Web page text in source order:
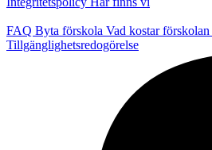
FAQ Byta förskola Vad kostar förskolan
Tillgänglighetsredogörelse